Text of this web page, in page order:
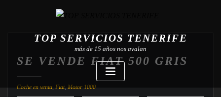
TOP SERVICIOS TENERIFE
más de 15 años nos avalan
SE VENDE FIAT 500 GRIS
Coche en venta, Fiat, Motor 1000